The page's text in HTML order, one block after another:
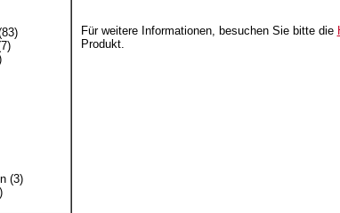
(3)
Für weitere Informationen, besuchen Sie bitte die
Produkt.